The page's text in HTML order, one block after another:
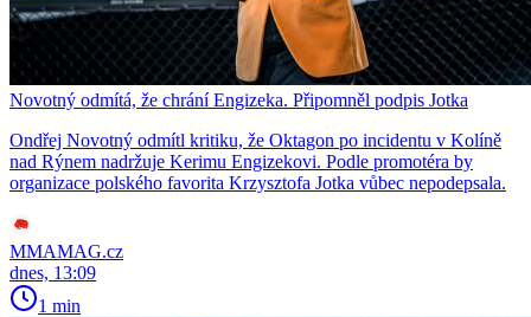
Novotný odmítá, že chrání Engizeka. Připomněl podpis Jotka
Ondřej Novotný odmítl kritiku, že Oktagon po incidentu v Kolíně
nad Rýnem nadržuje Kerimu Engizekovi. Podle promotéra by
organizace polského favorita Krzysztofa Jotka vůbec nepodepsala.
MMAMAG.cz
dnes, 13:09
1 min